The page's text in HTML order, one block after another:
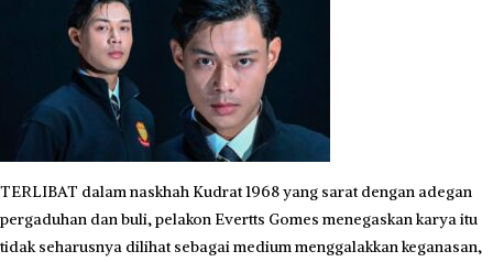
TERLIBAT dalam naskhah Kudrat 1968 yang sarat dengan adegan
pergaduhan dan buli, pelakon Evertts Gomes menegaskan karya itu
tidak seharusnya dilihat sebagai medium menggalakkan keganasan,